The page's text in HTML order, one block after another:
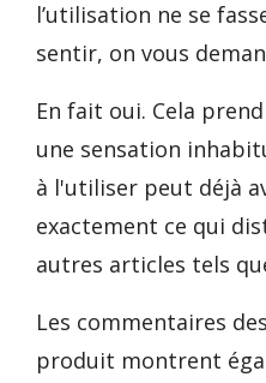
l’utilisation ne se
sentir, on vous
En fait oui. Cela
une sensation
à l'utiliser peut déjà
exactement ce qui
autres articles tels
Les commentaires
produit montrent